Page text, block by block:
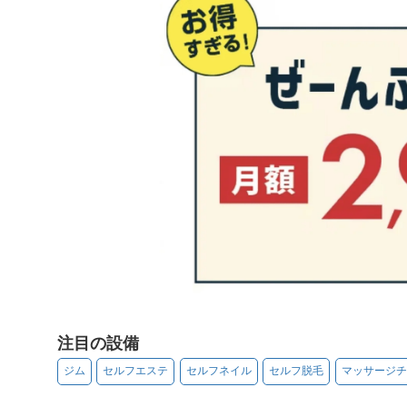
注目の設備
ジム セルフエステ セルフネイル セルフ脱毛 マッサージ